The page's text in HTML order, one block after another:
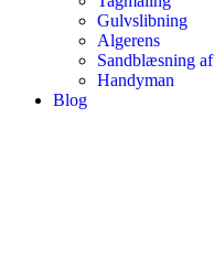
Gulvslibning
Algerens
Sandblæsning
Handyman
Blog